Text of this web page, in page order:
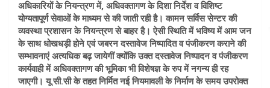
अधिकारियों के नियन्त्रण में, अधिवक्तागण के दिशा निर्देश व विशिष्ट
योग्यतापूर्ण सेवाओं के माध्यम से की जाती रही है। कामन सर्विस सेन्टर की
व्यवस्था प्रशासन के नियन्त्रण से बाहर है। ऐसी स्थिति में भविष्य में आम जन
के साथ धोखधड़ी होने एवं जबरन दस्तावेज निष्पादित व पंजीकरण कराने की
सम्भावनाएं अत्यधिक बढ़ जायेगीं क्योंकि उक्त दस्तावेज निष्पादन व पंजीकरण
कार्यवाही में अधिवक्तागण की भूमिका भी विशेषज्ञ के रुप में नगन्य ही रह
जाएगी। यू.सी.सी के तहत निर्मित नई नियमावली के निर्माण के समय उपरोक्त